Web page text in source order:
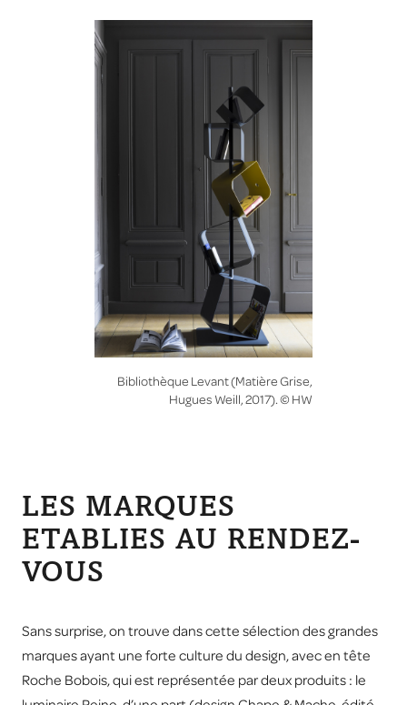
Bibliothèque Levant (Matière Grise,
Hugues Weill, 2017). © HW
LES MARQUES
ETABLIES AU RENDEZ-
VOUS
Sans surprise, on trouve dans cette sélection des grandes
marques ayant une forte culture du design, avec en tête
Roche Bobois, qui est représentée par deux produits : le